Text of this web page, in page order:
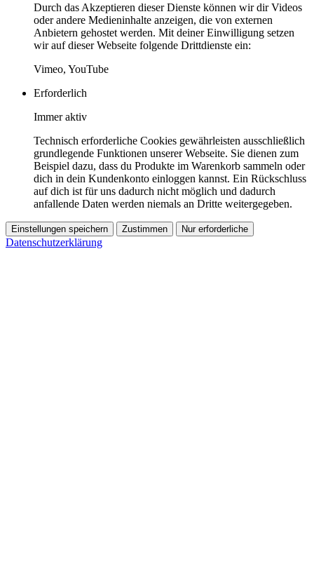
Durch das Akzeptieren dieser Dienste können wir dir Videos
oder andere Medieninhalte anzeigen, die von externen
Anbietern gehostet werden. Mit deiner Einwilligung setzen
wir auf dieser Webseite folgende Drittdienste ein:
Vimeo, YouTube
Erforderlich
Immer aktiv
Technisch erforderliche Cookies gewährleisten ausschließlich
grundlegende Funktionen unserer Webseite. Sie dienen zum
Beispiel dazu, dass du Produkte im Warenkorb sammeln oder
dich in dein Kundenkonto einloggen kannst. Ein Rückschluss
auf dich ist für uns dadurch nicht möglich und dadurch
anfallende Daten werden niemals an Dritte weitergegeben.
Einstellungen speichern Zustimmen Nur erforderliche
Datenschutzerklärung